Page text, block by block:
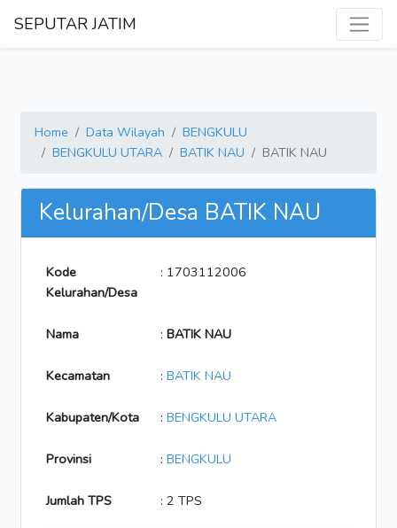
SEPUTAR JATIM
Home Data Wilayah
BENGKULU
BENGKULU UTARA
BATIK NAU BATIK NAU
Kelurahan/Desa BATIK NAU
Kode
Kelurahan/Desa
: 1703112006
Nama : BATIK NAU
Kecamatan : BATIK NAU
Kabupaten/Kota : BENGKULU UTARA
Provinsi : BENGKULU
Jumlah TPS : 2 TPS